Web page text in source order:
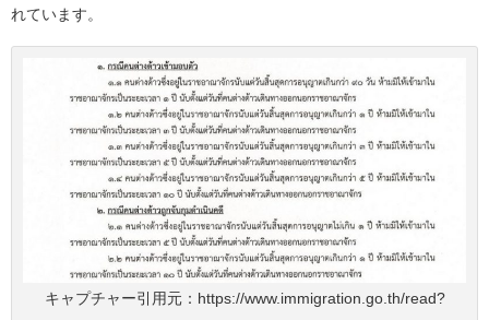
れています。
キャプチャー引用元：https://www.immigration.go.th/read?